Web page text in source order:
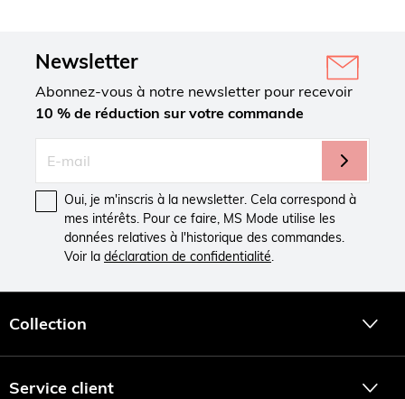
Newsletter
Abonnez-vous à notre newsletter pour recevoir
10 % de réduction sur votre commande
Oui, je m'inscris à la newsletter. Cela correspond à
mes intérêts. Pour ce faire, MS Mode utilise les
données relatives à l'historique des commandes.
Voir la déclaration de confidentialité.
Collection
Service client